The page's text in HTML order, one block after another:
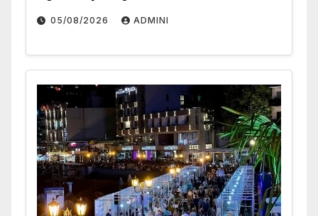
05/08/2026 ADMINI